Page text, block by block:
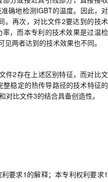
确地检测IGBT的温度。因此，对
。再次，对比文件2要达到的技术
，而本专利的技术效果是过温检
见两者达到的技术效果也不同。
件2存在上述区别特征，而对比文
稳定的热传导路径的技术特征的
比文件3的结合具备创造性。
要求1的解释；本专利权利要求1